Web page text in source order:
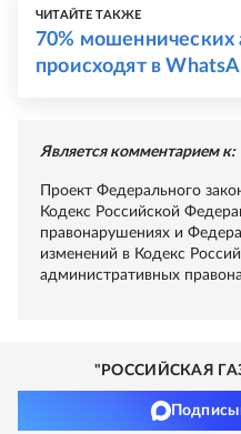
ЧИТАЙТЕ ТАКЖЕ
70% мошеннических
происходят в
Является комментарием к:
Проект Федерального
Кодекс Российской
правонарушениях и
изменений в Кодекс
административных
"РОССИЙСКАЯ